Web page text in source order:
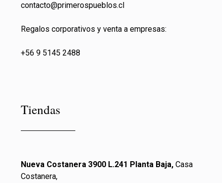
contacto@primerospueblos.cl
Regalos corporativos y venta a empresas:
+56 9 5145 2488
Tiendas
Nueva Costanera 3900 L.241 Planta Baja, Casa
Costanera,